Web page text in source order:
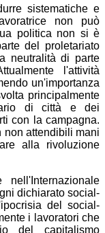
sistematiche e
non può
politica non si è
del proletariato
neutralità di parte
l'attività
un'importanza
principalmente
di città e dei
con la campagna.
non attendibili mani
alla rivoluzione
dichiarato social-
del social-
i lavoratori che
del capitalismo